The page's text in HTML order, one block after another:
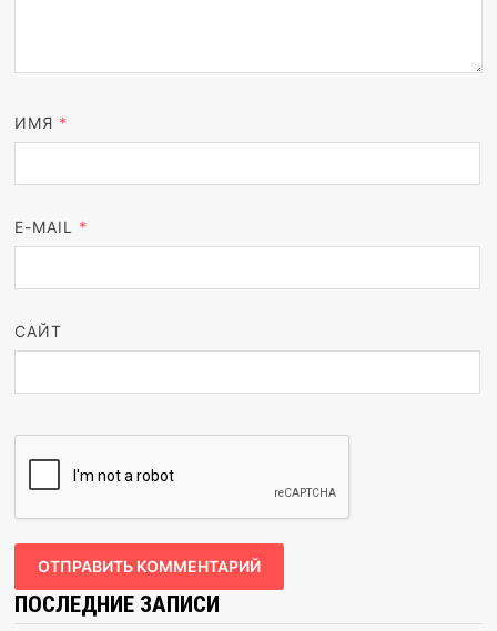
ИМЯ *
E-MAIL *
САЙТ
ПОСЛЕДНИЕ ЗАПИСИ